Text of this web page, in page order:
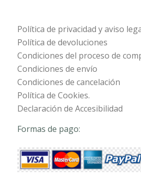
Política de privacidad y aviso
Política de devoluciones
Condiciones del proceso de
Condiciones de envío
Condiciones de cancelación
Política de Cookies.
Declaración de Accesibilidad
Formas de pago: